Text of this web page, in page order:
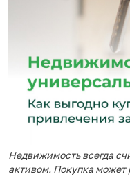
Недвижимость всегда
активом. Покупка может